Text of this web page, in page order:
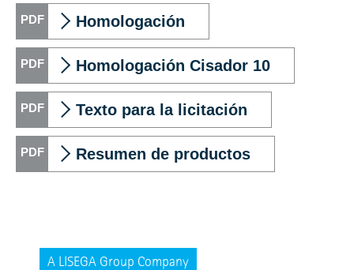
Homologación
Homologación Cisador 10
Texto para la licitación
Resumen de productos